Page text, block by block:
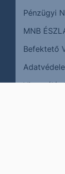
Pénzügyi
MNB
Befektető